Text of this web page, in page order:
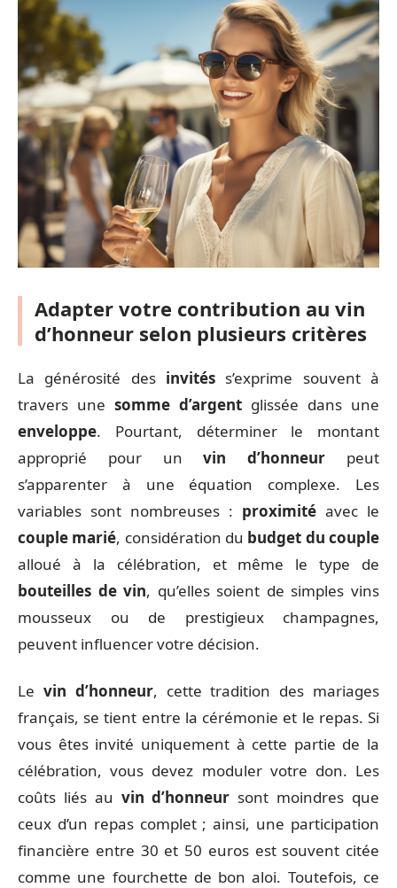
Adapter votre contribution au vin
d’honneur selon plusieurs critères
La générosité des invités s’exprime souvent à
travers une somme d’argent glissée dans une
enveloppe. Pourtant, déterminer le montant
approprié pour unvin d’honneur peut
s’apparenter à une équation complexe. Les
variables sont nombreuses : proximité avec le
couple marié, considération du budget du couple
alloué à la célébration, et même le type de
bouteilles de vin, qu’elles soient de simples vins
mousseux ou de prestigieux champagnes,
peuvent influencer votre décision.
Le vin d’honneur, cette tradition des mariages
français, se tient entre la cérémonie et le repas. Si
vous êtes invité uniquement à cette partie de la
célébration, vous devez moduler votre don. Les
coûts liés au vin d’honneur sont moindres que
ceux d’un repas complet ; ainsi, une participation
financière entre 30 et 50 euros est souvent citée
comme une fourchette de bon aloi. Toutefois, ce